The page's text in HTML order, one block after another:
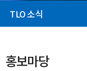
TLO 소식
홍보마당